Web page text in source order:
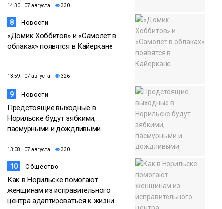
14:30 07 августа 330
8 Новости
«Домик Хоббитов» и «Самолёт в
облаках» появятся в Кайеркане
13:59 07 августа 326
9 Новости
Предстоящие выходные в
Норильске будут зябкими,
пасмурными и дождливыми
13:08 07 августа 330
10 Общество
Как в Норильске помогают
женщинам из исправительного
центра адаптироваться к жизни